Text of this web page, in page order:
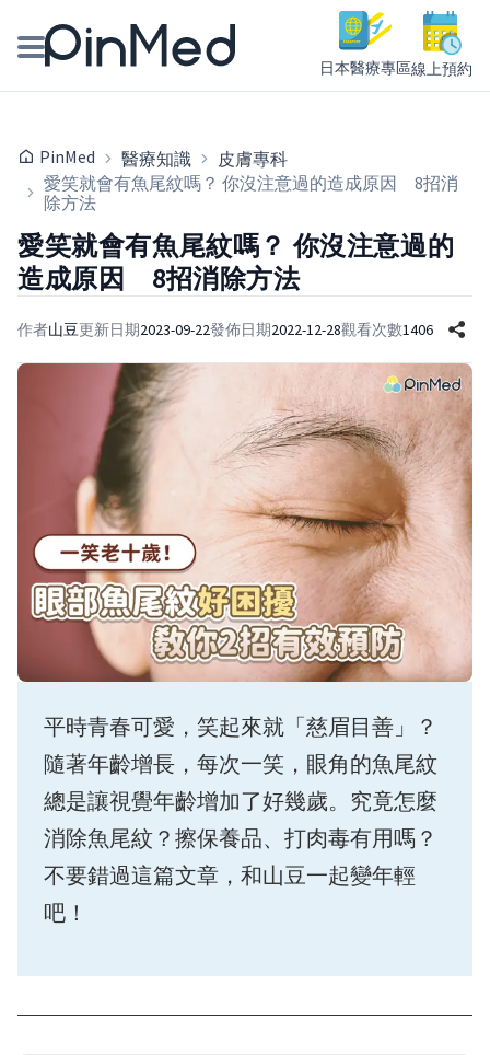
日本醫療專區線上預約
醫師專欄專訪
健康主題館
我是醫療人員
PinMed 醫療知識
皮膚專科
愛笑就會有魚尾紋嗎？ 你沒注意過的造成原因 8招消
除方法
愛笑就會有魚尾紋嗎？ 你沒注意過的
造成原因 8招消除方法
作者山豆更新日期2023-09-22發佈日期2022-12-28觀看次數1406
平時青春可愛，笑起來就「慈眉目善」？
隨著年齡增長，每次一笑，眼角的魚尾紋
總是讓視覺年齡增加了好幾歲。究竟怎麼
消除魚尾紋？擦保養品、打肉毒有用嗎？
不要錯過這篇文章，和山豆一起變年輕
吧！